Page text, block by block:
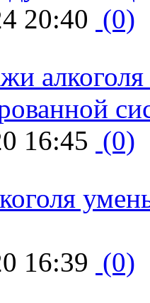
20:40 (0)
16:45 (0)
16:39 (0)